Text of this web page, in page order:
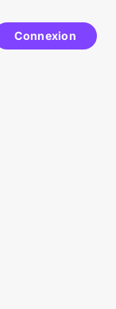
Connexion